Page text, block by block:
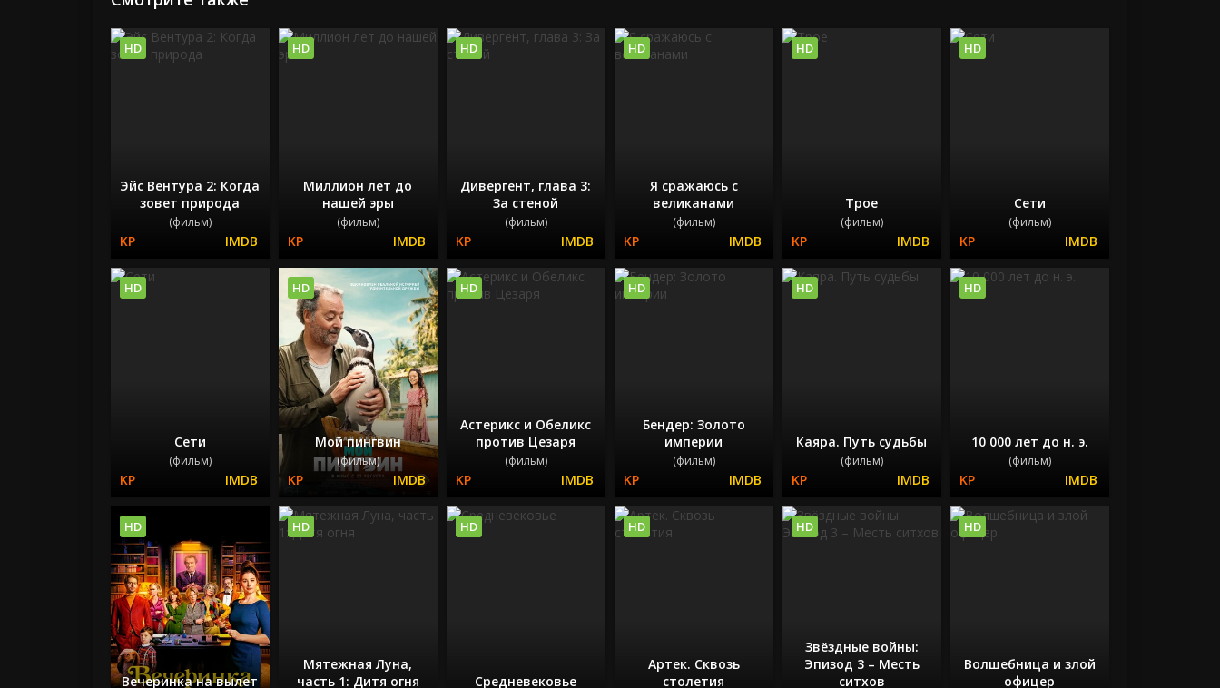
Эйс Вентура 2: Когда
зовет природа
(фильм)
HD
Миллион лет до
нашей эры
(фильм)
HD
Дивергент, глава 3:
За стеной
(фильм)
HD
Я сражаюсь с
великанами
(фильм)
HD
Трое
(фильм)
HD
Сети
(фильм)
HD
Сети
(фильм)
HD
Мой пингвин
(фильм)
HD
Астерикс и Обеликс
против Цезаря
(фильм)
HD
Бендер: Золото
империи
(фильм)
HD
Каяра. Путь судьбы
(фильм)
HD
10 000 лет до н. э.
(фильм)
HD
Вечеринка на вылет
HD
Мятежная Луна,
часть 1: Дитя огня
HD
Средневековье
HD
Артек. Сквозь
столетия
HD
Звёздные войны:
Эпизод 3 – Месть
ситхов
HD
Волшебница и злой
офицер
HD